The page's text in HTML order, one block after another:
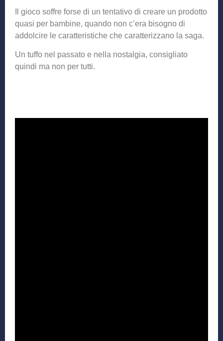
Il gioco soffre forse di un tentativo di creare un prodotto
quasi per bambine, quando non c’era bisogno di
addolcire le caratteristiche che caratterizzano la saga.
Un tuffo nel passato e nella nostalgia, consigliato
quindi ma non per tutti.